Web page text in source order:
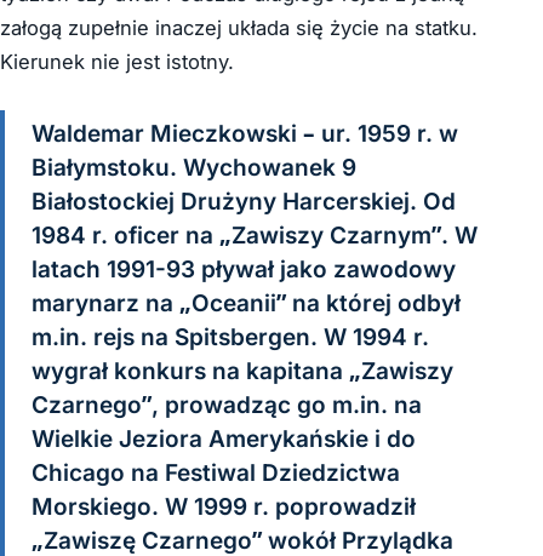
załogą zupełnie inaczej układa się życie na statku.
Kierunek nie jest istotny.
Waldemar Mieczkowski – ur. 1959 r. w
Białymstoku. Wychowanek 9
Białostockiej Drużyny Harcerskiej. Od
1984 r. oficer na „Zawiszy Czarnym”. W
latach 1991-93 pływał jako zawodowy
marynarz na „Oceanii” na której odbył
m.in. rejs na Spitsbergen. W 1994 r.
wygrał konkurs na kapitana „Zawiszy
Czarnego”, prowadząc go m.in. na
Wielkie Jeziora Amerykańskie i do
Chicago na Festiwal Dziedzictwa
Morskiego. W 1999 r. poprowadził
„Zawiszę Czarnego” wokół Przylądka